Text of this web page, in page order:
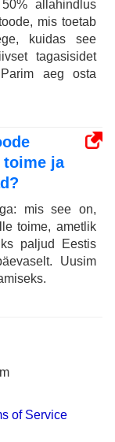
allahindlus
mis toetab
kuidas see
tagasisidet
aeg osta
toime ja
mis see on,
toime, ametlik
paljud Eestis
Uusim
of Service